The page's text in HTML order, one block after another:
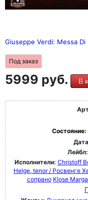
Giuseppe Verdi: Messa Di
Под заказ
5999 руб. В
Состояние:
Лейбл:
Исполнители: Christoff
Helge, tenor / Росвенге
сопрано Klose